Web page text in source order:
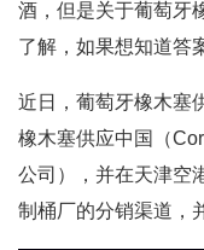
酒，但是关于葡萄牙
了解，如果想知道答
近日，葡萄牙橡木塞
橡木塞供应中国（
公司），并在天津空
制桶厂的分销渠道，